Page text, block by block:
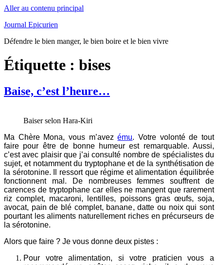
Aller au contenu principal
Journal Epicurien
Défendre le bien manger, le bien boire et le bien vivre
Étiquette : bises
Baise, c’est l’heure…
Baiser selon Hara-Kiri
Ma Chère Mona, vous m’avezému. Votre volonté de tout
faire pour être de bonne humeur est remarquable. Aussi,
c’est avec plaisir que j’ai consulté nombre de spécialistes du
sujet, et notamment du tryptophane et de la synthétisation de
la sérotonine. Il ressort que régime et alimentation équilibrée
fonctionnent mal. De nombreuses femmes souffrent de
carences de tryptophane car elles ne mangent que rarement
riz complet, macaroni, lentilles, poissons gras œufs, soja,
avocat, pain de blé complet, banane, datte ou noix qui sont
pourtant les aliments naturellement riches en précurseurs de
la sérotonine.
Alors que faire ? Je vous donne deux pistes :
Pour votre alimentation, si votre praticien vous a